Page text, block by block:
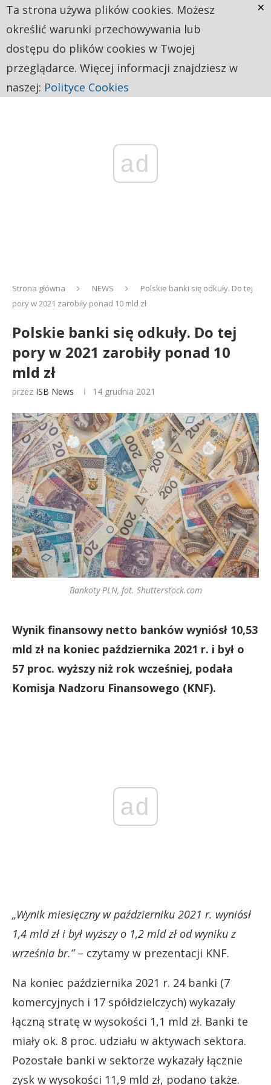
ad
Strona główna NEWS
Polskie banki się odkuły. Do tej
pory w 2021 zarobiły ponad 10 mld zł
Polskie banki się odkuły. Do tej
pory w 2021 zarobiły ponad 10
mld zł
przez ISB News 14 grudnia 2021
Bankoty PLN, fot. Shutterstock.com
Wynik finansowy netto banków wyniósł 10,53
mld zł na koniec października 2021 r. i był o
57 proc. wyższy niż rok wcześniej, podała
Komisja Nadzoru Finansowego (KNF).
ad
„Wynik miesięczny w październiku 2021 r. wyniósł
1,4 mld zł i był wyższy o 1,2 mld zł od wyniku z
września br.”– czytamy w prezentacji KNF.
Na koniec października 2021 r. 24 banki (7
komercyjnych i 17 spółdzielczych) wykazały
łączną stratę w wysokości 1,1 mld zł. Banki te
miały ok. 8 proc. udziału w aktywach sektora.
Pozostałe banki w sektorze wykazały łącznie
zysk w wysokości 11,9 mld zł, podano także.
Ta strona używa plików cookies. Możesz
określić warunki przechowywania lub
dostępu do plików cookies w Twojej
przeglądarce. Więcej informacji znajdziesz w
naszej: Polityce Cookies
×